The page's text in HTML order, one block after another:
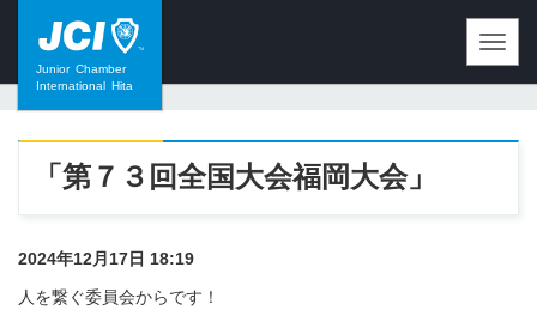
Junior Chamber
International Hita
「第７３回全国大会福岡大会」
2024年12月17日 18:19
人を繋ぐ委員会からです！